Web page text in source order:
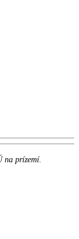
na prízemí.